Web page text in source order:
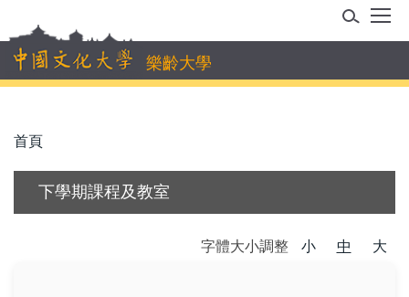
到
主
要
區
樂齡大學
首頁
下學期課程及教室
字體大小調整 小 中 大